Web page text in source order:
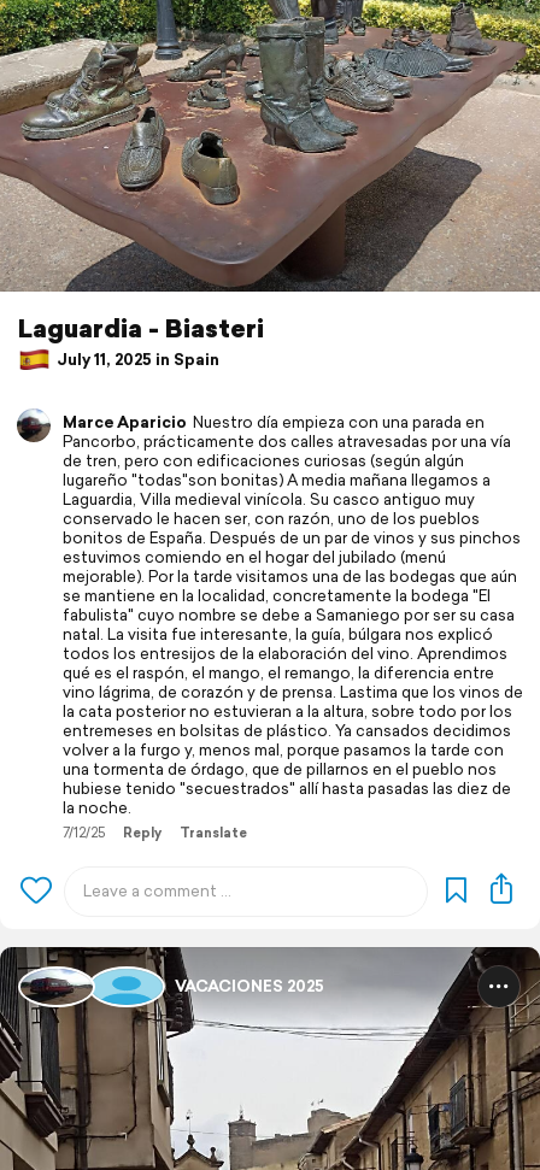
Laguardia - Biasteri
July 11, 2025 in Spain
Marce Aparicio Nuestro día empieza con una parada en
Pancorbo, prácticamente dos calles atravesadas por una vía
de tren, pero con edificaciones curiosas (según algún
lugareño "todas"son bonitas) A media mañana llegamos a
Laguardia, Villa medieval vinícola. Su casco antiguo muy
conservado le hacen ser, con razón, uno de los pueblos
bonitos de España. Después de un par de vinos y sus pinchos
estuvimos comiendo en el hogar del jubilado (menú
mejorable). Por la tarde visitamos una de las bodegas que aún
se mantiene en la localidad, concretamente la bodega "El
fabulista" cuyo nombre se debe a Samaniego por ser su casa
natal. La visita fue interesante, la guía, búlgara nos explicó
todos los entresijos de la elaboración del vino. Aprendimos
qué es el raspón, el mango, el remango, la diferencia entre
vino lágrima, de corazón y de prensa. Lastima que los vinos de
la cata posterior no estuvieran a la altura, sobre todo por los
entremeses en bolsitas de plástico. Ya cansados decidimos
volver a la furgo y, menos mal, porque pasamos la tarde con
una tormenta de órdago, que de pillarnos en el pueblo nos
hubiese tenido "secuestrados" allí hasta pasadas las diez de
la noche.
7/12/25 Reply Translate
VACACIONES 2025